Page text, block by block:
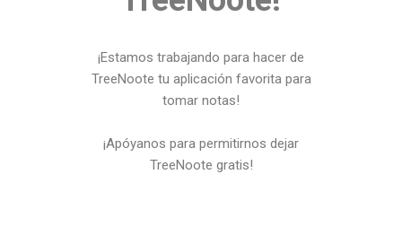
¡Estamos trabajando para hacer de
TreeNoote tu aplicación favorita para
tomar notas!
¡Apóyanos para permitirnos dejar
TreeNoote gratis!